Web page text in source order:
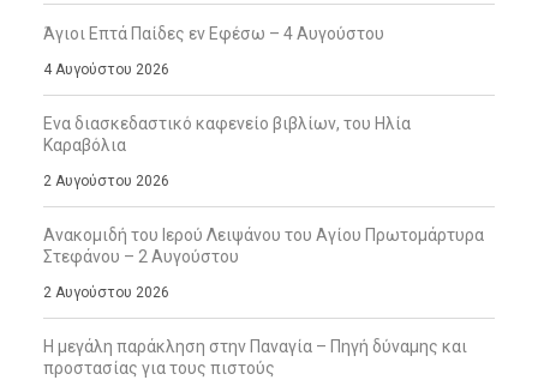
Άγιοι Επτά Παίδες εν Εφέσω – 4 Αυγούστου
4 Αυγούστου 2026
Ενα διασκεδαστικό καφενείο βιβλίων, του Ηλία
Καραβόλια
2 Αυγούστου 2026
Ανακομιδή του Ιερού Λειψάνου του Αγίου Πρωτομάρτυρα
Στεφάνου – 2 Αυγούστου
2 Αυγούστου 2026
Η μεγάλη παράκληση στην Παναγία – Πηγή δύναμης και
προστασίας για τους πιστούς